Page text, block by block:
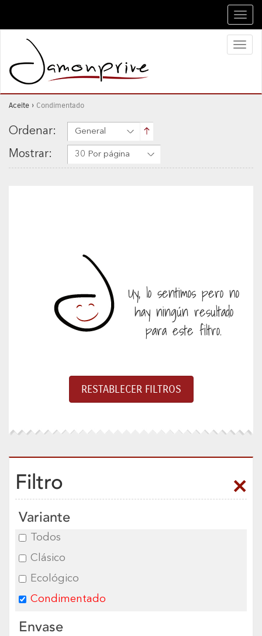
Aceite › Condimentado
Ordenar: General
Mostrar: 30 Por página
Uy, lo sentimos pero no
hay ningún resultado
para este filtro.
Filtro
Variante
Todos
Clásico
Ecológico
Condimentado
Envase